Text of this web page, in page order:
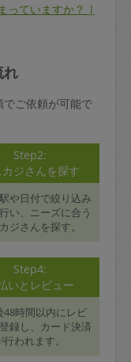
っていますか？ |
れ
でご依頼が可能で
Step2:
カジさんを探す
や日付で絞り込み
い、ニーズに合う
ジさんを探す。
Step4:
いとレビュー
48時間以内にレビ
録し、カード決済
行われます。